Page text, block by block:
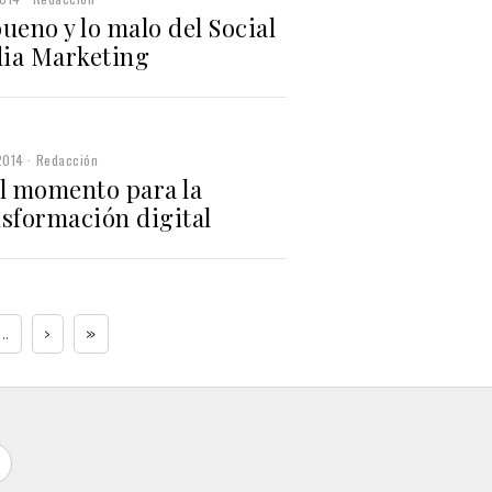
y lo malo del Social
Marketing
Redacción
momento para la
digital
› »